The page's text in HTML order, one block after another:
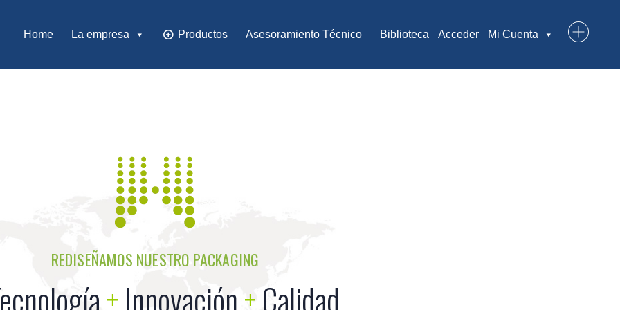
Home La empresa Productos Asesoramiento Técnico Biblioteca Acceder Mi Cuenta
REDISEÑAMOS NUESTRO PACKAGING
+Innovación+Calidad